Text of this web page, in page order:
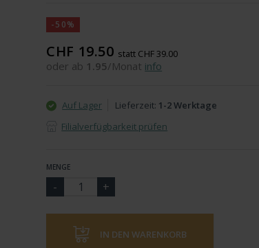
-50%
CHF 19.50 statt CHF 39.00
oder ab 1.95/Monat info
Auf Lager Lieferzeit: 1-2 Werktage
Filialverfügbarkeit prüfen
MENGE
IN DEN WARENKORB